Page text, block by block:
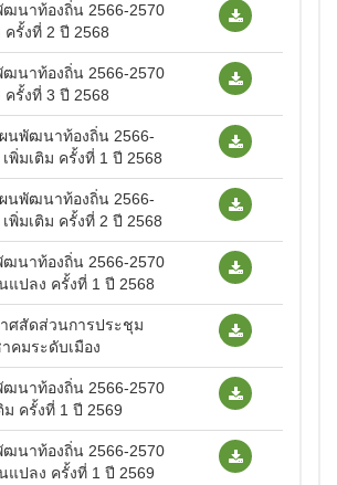
นาท้องถิ่น 2566-2570
ครั้งที่ 2 ปี 2568
นาท้องถิ่น 2566-2570
ครั้งที่ 3 ปี 2568
นพัฒนาท้องถิ่น 2566-
เพิ่มเติม ครั้งที่ 1 ปี 2568
นพัฒนาท้องถิ่น 2566-
เพิ่มเติม ครั้งที่ 2 ปี 2568
นาท้องถิ่น 2566-2570
แปลง ครั้งที่ 1 ปี 2568
ศสัดส่วนการประชุม
คมระดับเมือง
นาท้องถิ่น 2566-2570
ม ครั้งที่ 1 ปี 2569
นาท้องถิ่น 2566-2570
แปลง ครั้งที่ 1 ปี 2569